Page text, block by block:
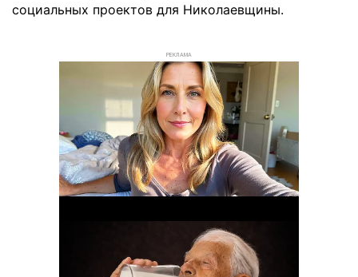
социальных проектов для Николаевщины.
РЕКЛАМА